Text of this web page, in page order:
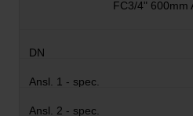
FC3/4" 600mm